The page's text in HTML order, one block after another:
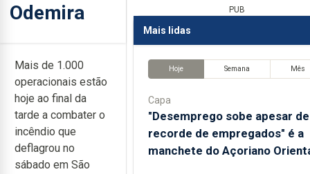
Odemira
Mais de 1.000
operacionais estão
hoje ao final da
tarde a combater o
incêndio que
deflagrou no
sábado em São
PUB
Mais lidas
Hoje Semana Mês
Capa
"Desemprego sobe apesar de
recorde de empregados" é a
manchete do Açoriano